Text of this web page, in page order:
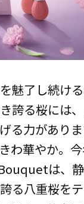
魅了し続け
誇る桜には
る力があり
わ華やか。
は、静
る八重桜をテ